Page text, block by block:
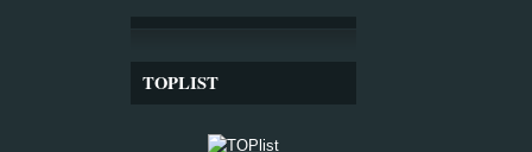
TOPLIST